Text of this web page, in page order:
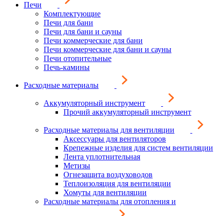
Печи
Комплектующие
Печи для бани
Печи для бани и сауны
Печи коммерческие для бани
Печи коммерческие для бани и сауны
Печи отопительные
Печь-камины
Расходные материалы
Аккумуляторный инструмент
Прочий аккумуляторный инструмент
Расходные материалы для вентиляции
Аксессуары для вентиляторов
Крепежные изделия для систем вентиляции
Лента уплотнительная
Метизы
Огнезащита воздуховодов
Теплоизоляция для вентиляции
Хомуты для вентиляции
Расходные материалы для отопления и